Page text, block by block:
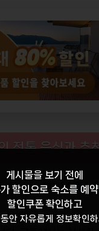
전통 음식과 추
음식: 유바(揚
의 껍질로, 부드러운 식
게시물을 보기 전에
할인으로 숙소를 예
할인쿠폰 확인하고
안 자유롭게 정보확인